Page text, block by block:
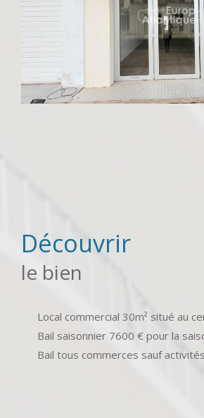
découvrir
le bien
Local commercial 30m² situé au
Bail saisonnier 7600 € pour la
Bail tous commerces sauf